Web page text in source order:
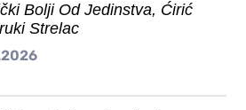
Bolji Od Jedinstva, Ćirić
Strelac